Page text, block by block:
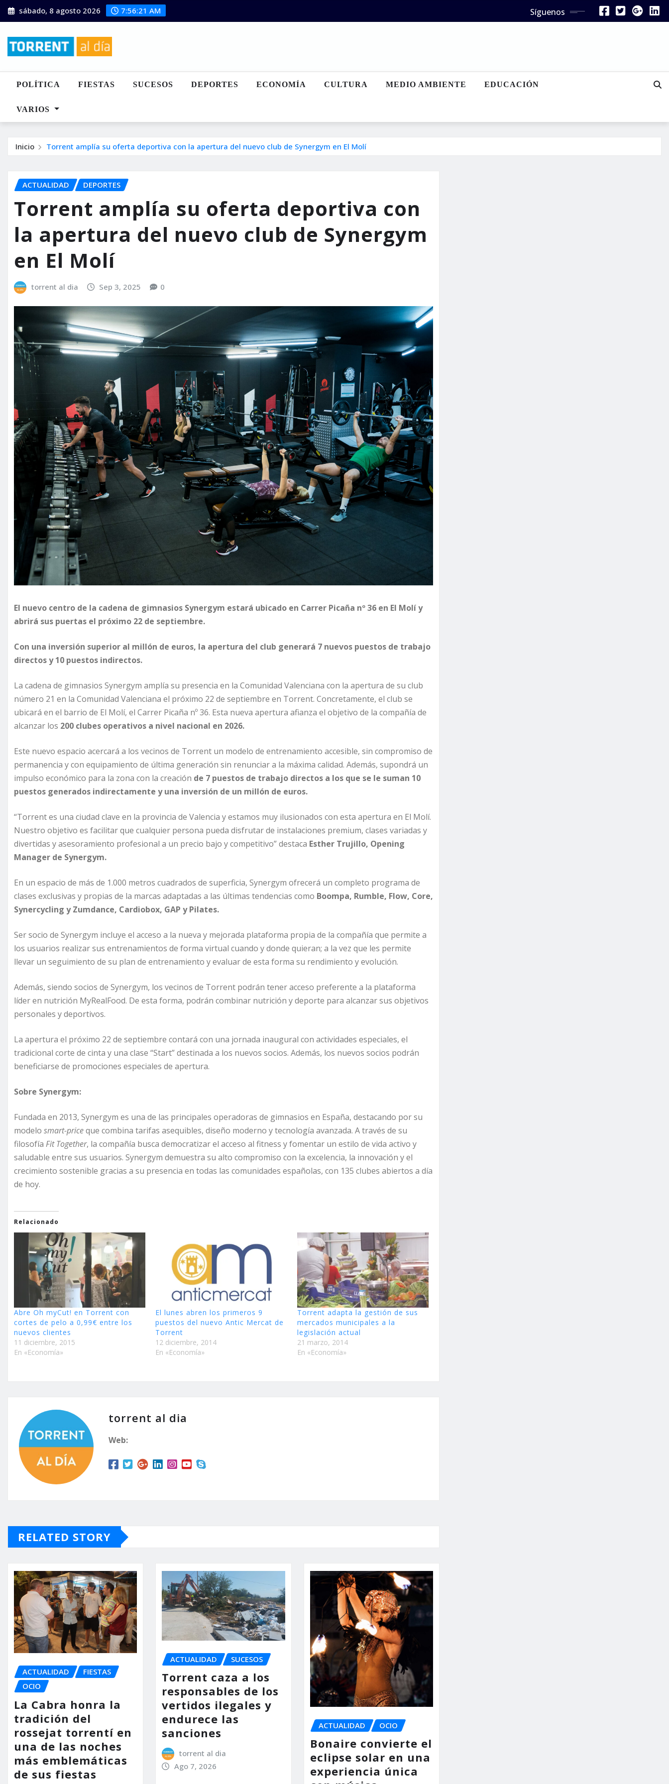
Saltar
al
sábado, 8 agosto 2026 7:56:22 AM Síguenos
POLÍTICA FIESTAS SUCESOS DEPORTES ECONOMÍA CULTURA MEDIO AMBIENTE EDUCACIÓN
VARIOS
Inicio Torrent amplía su oferta deportiva con la apertura del nuevo club de Synergym en El Molí
ACTUALIDAD DEPORTES
Torrent amplía su oferta deportiva con
la apertura del nuevo club de Synergym
en El Molí
torrent al dia Sep 3, 2025 0
El nuevo centro de la cadena de gimnasios Synergym estará ubicado en Carrer Picaña nº 36 en El Molí y
abrirá sus puertas el próximo 22 de septiembre.
Con una inversión superior al millón de euros, la apertura del club generará 7 nuevos puestos de trabajo
directos y 10 puestos indirectos.
La cadena de gimnasios Synergym amplía su presencia en la Comunidad Valenciana con la apertura de su club
número 21 en la Comunidad Valenciana el próximo 22 de septiembre en Torrent. Concretamente, el club se
ubicará en el barrio de El Molí, el Carrer Picaña nº 36. Esta nueva apertura afianza el objetivo de la compañía de
alcanzar los 200 clubes operativos a nivel nacional en 2026.
Este nuevo espacio acercará a los vecinos de Torrent un modelo de entrenamiento accesible, sin compromiso de
permanencia y con equipamiento de última generación sin renunciar a la máxima calidad. Además, supondrá un
impulso económico para la zona con la creación de 7 puestos de trabajo directos a los que se le suman 10
puestos generados indirectamente y una inversión de un millón de euros.
“Torrent es una ciudad clave en la provincia de Valencia y estamos muy ilusionados con esta apertura en El Molí.
Nuestro objetivo es facilitar que cualquier persona pueda disfrutar de instalaciones premium, clases variadas y
divertidas y asesoramiento profesional a un precio bajo y competitivo” destaca Esther Trujillo, Opening
Manager de Synergym.
En un espacio de más de 1.000 metros cuadrados de superficia, Synergym ofrecerá un completo programa de
clases exclusivas y propias de la marcas adaptadas a las últimas tendencias como Boompa, Rumble, Flow, Core,
Synercycling y Zumdance, Cardiobox, GAP y Pilates.
Ser socio de Synergym incluye el acceso a la nueva y mejorada plataforma propia de la compañía que permite a
los usuarios realizar sus entrenamientos de forma virtual cuando y donde quieran; a la vez que les permite
llevar un seguimiento de su plan de entrenamiento y evaluar de esta forma su rendimiento y evolución.
Además, siendo socios de Synergym, los vecinos de Torrent podrán tener acceso preferente a la plataforma
líder en nutrición MyRealFood. De esta forma, podrán combinar nutrición y deporte para alcanzar sus objetivos
personales y deportivos.
La apertura el próximo 22 de septiembre contará con una jornada inaugural con actividades especiales, el
tradicional corte de cinta y una clase “Start” destinada a los nuevos socios. Además, los nuevos socios podrán
beneficiarse de promociones especiales de apertura.
Sobre Synergym:
Fundada en 2013, Synergym es una de las principales operadoras de gimnasios en España, destacando por su
modelo smart-priceque combina tarifas asequibles, diseño moderno y tecnología avanzada. A través de su
filosofía Fit Together, la compañía busca democratizar el acceso al fitness y fomentar un estilo de vida activo y
saludable entre sus usuarios. Synergym demuestra su alto compromiso con la excelencia, la innovación y el
crecimiento sostenible gracias a su presencia en todas las comunidades españolas, con 135 clubes abiertos a día
de hoy.
Relacionado
Abre Oh myCut! en Torrent con
cortes de pelo a 0,99€ entre los
nuevos clientes
11 diciembre, 2015
En «Economía»
El lunes abren los primeros 9
puestos del nuevo Antic Mercat de
Torrent
12 diciembre, 2014
En «Economía»
Torrent adapta la gestión de sus
mercados municipales a la
legislación actual
21 marzo, 2014
En «Economía»
torrent al dia
Web:
RELATED STORY
ACTUALIDAD
FIESTAS
OCIO
La Cabra honra la
tradición del
rossejat torrentí en
una de las noches
más emblemáticas
de sus fiestas
ACTUALIDAD SUCESOS
Torrent caza a los
responsables de los
vertidos ilegales y
endurece las
sanciones
torrent al dia
Ago 7, 2026
ACTUALIDAD OCIO
Bonaire convierte el
eclipse solar en una
experiencia única